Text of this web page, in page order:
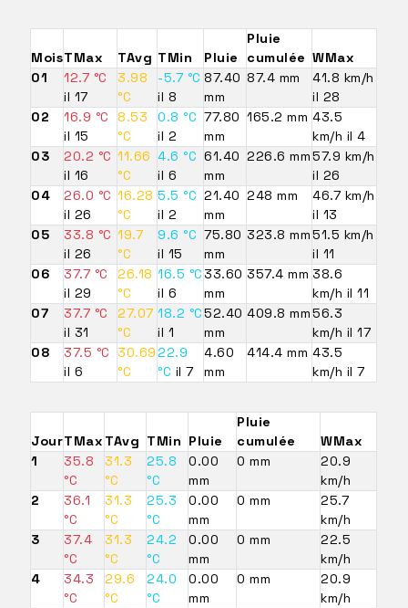
MoisTMax TAvg TMin Pluie
Pluie
cumulée WMax
01
12.7 °C
il 17
3.98
°C
-5.7 °C
il 8
87.40
mm
87.4 mm
41.8 km/h
il 28
02
16.9 °C
il 15
8.53
°C
0.8 °C
il 2
77.80
mm
165.2 mm 43.5
km/h il 4
03
20.2 °C
il 16
11.66
°C
4.6 °C
il 6
61.40
mm
226.6 mm57.9 km/h
il 26
04
26.0 °C
il 26
16.28
°C
5.5 °C
il 2
21.40
mm
248 mm
46.7 km/h
il 13
05
33.8 °C
il 26
19.7
°C
9.6 °C
il 15
75.80
mm
323.8 mm51.5 km/h
il 11
06
37.7 °C
il 29
26.18
°C
16.5 °C
il 6
33.60
mm
357.4 mm 38.6
km/h il 11
07
37.7 °C
il 31
27.07
°C
18.2 °C
il 1
52.40
mm
409.8 mm56.3
km/h il 17
08
37.5 °C
il 6
30.69
°C
22.9
°C il 7
4.60
mm
414.4 mm 43.5
km/h il 7
JourTMax TAvg TMin Pluie
Pluie
cumulée
WMax
1
35.8
°C
31.3
°C
25.8
°C
0.00
mm
0 mm
20.9
km/h
2
36.1
°C
31.3
°C
25.3
°C
0.00
mm
0 mm
25.7
km/h
3
37.4
°C
31.3
°C
24.2
°C
0.00
mm
0 mm
22.5
km/h
4
34.3
°C
29.6
°C
24.0
°C
0.00
mm
0 mm
20.9
km/h